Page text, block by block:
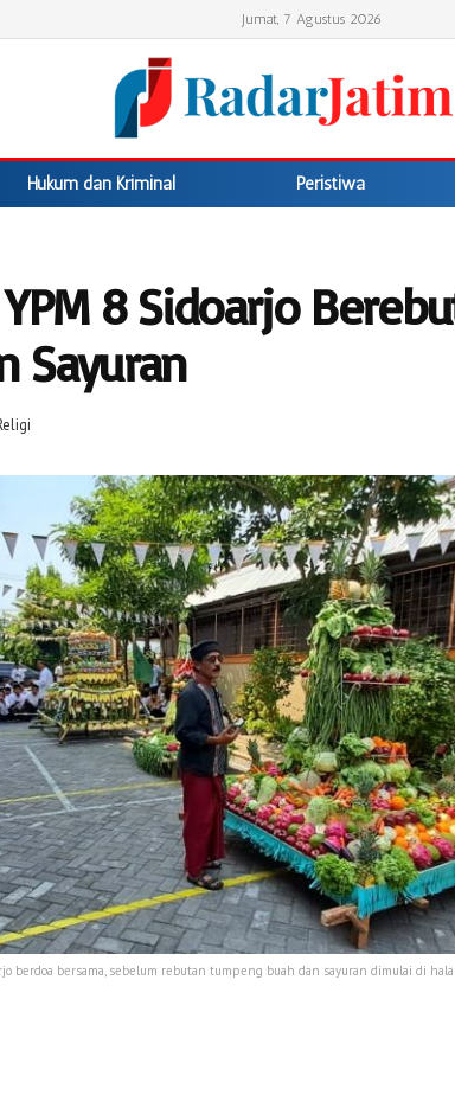
Jumat, 7 Agustus 2026
Hukum dan Kriminal Peristiwa
8 Sidoarjo
Sayuran
berdoa bersama, sebelum rebutan tumpeng buah dan sayuran dimulai di